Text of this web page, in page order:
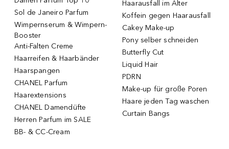
Sol de Janeiro Parfum
Wimpernserum & Wimpern-
Booster
Anti-Falten Creme
Haarreifen & Haarbänder
Haarspangen
CHANEL Parfum
Haarextensions
CHANEL Damendüfte
Herren Parfum im SALE
BB- & CC-Cream
Haarausfall im Alter
Koffein gegen Haarausfall
Cakey Make-up
Pony selber schneiden
Butterfly Cut
Liquid Hair
PDRN
Make-up für große Poren
Haare jeden Tag waschen
Curtain Bangs